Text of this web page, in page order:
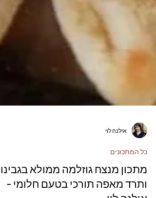
אילנה לוי
כל המתכונים
מתכון מנצח גוזלמה ממולא